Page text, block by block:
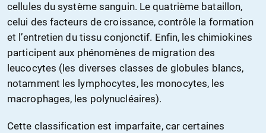
cellules du système sanguin. Le quatrième bataillon,
celui des facteurs de croissance, contrôle la formation
et l’entretien du tissu conjonctif. Enfin, les chimiokines
participent aux phénomènes de migration des
leucocytes (les diverses classes de globules blancs,
notamment les lymphocytes, les monocytes, les
macrophages, les polynucléaires).
Cette classification est imparfaite, car certaines